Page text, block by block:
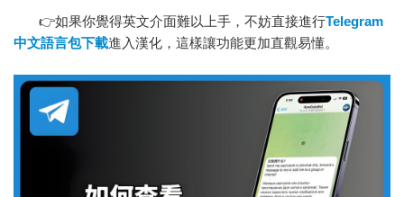
👉如果你覺得英文介面難以上手，不妨直接進行Telegram
中文語言包下載進入漢化，這樣讓功能更加直觀易懂。